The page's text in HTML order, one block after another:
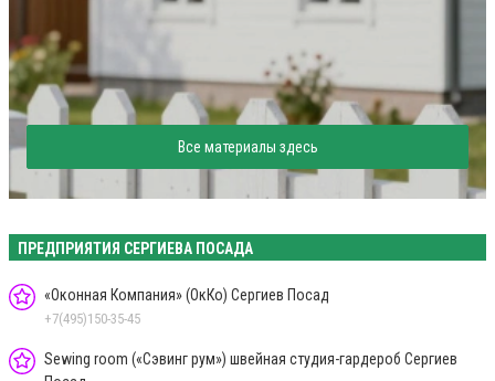
Все материалы здесь
ПРЕДПРИЯТИЯ СЕРГИЕВА ПОСАДА
«Оконная Компания» (ОкКо) Сергиев Посад
+7(495)150-35-45
Sewing room («Сэвинг рум») швейная студия-гардероб Сергиев